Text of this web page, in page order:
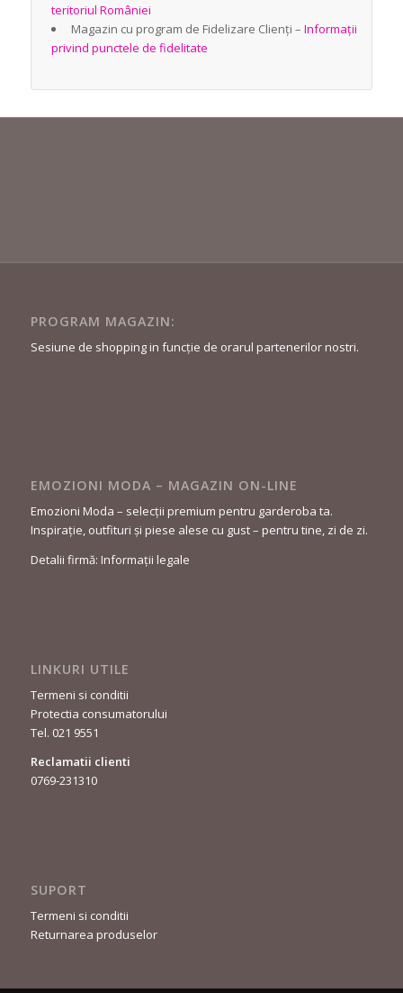
teritoriul României
Magazin cu program de Fidelizare Clienți – Informații
privind punctele de fidelitate
PROGRAM MAGAZIN:
Sesiune de shopping in funcție de orarul partenerilor nostri.
EMOZIONI MODA – MAGAZIN ON-LINE
Emozioni Moda – selecții premium pentru garderoba ta.
Inspirație, outfituri și piese alese cu gust – pentru tine, zi de zi.
Detalii firmă: Informații legale
LINKURI UTILE
Termeni si conditii
Protectia consumatorului
Tel. 021 9551
Reclamatii clienti
0769-231310
SUPORT
Termeni si conditii
Returnarea produselor